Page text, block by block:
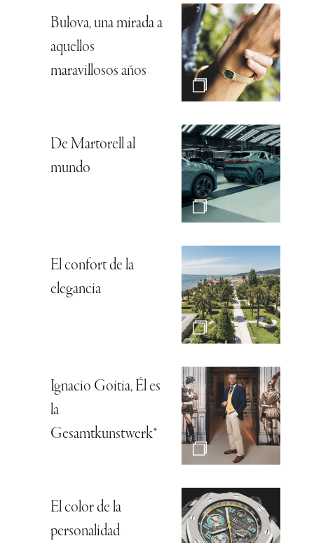
Bulova, una mirada a
aquellos
maravillosos años
De Martorell al
mundo
El confort de la
elegancia
Ignacio Goitia, Él es
la
Gesamtkunstwerk*
El color de la
personalidad